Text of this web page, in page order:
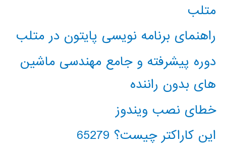
متلب
راهنمای برنامه نویسی پایتون در متلب
دوره پیشرفته و جامع مهندسی ماشین
های بدون راننده
خطای نصب ویندوز
این کاراکتر چیست؟ 65279